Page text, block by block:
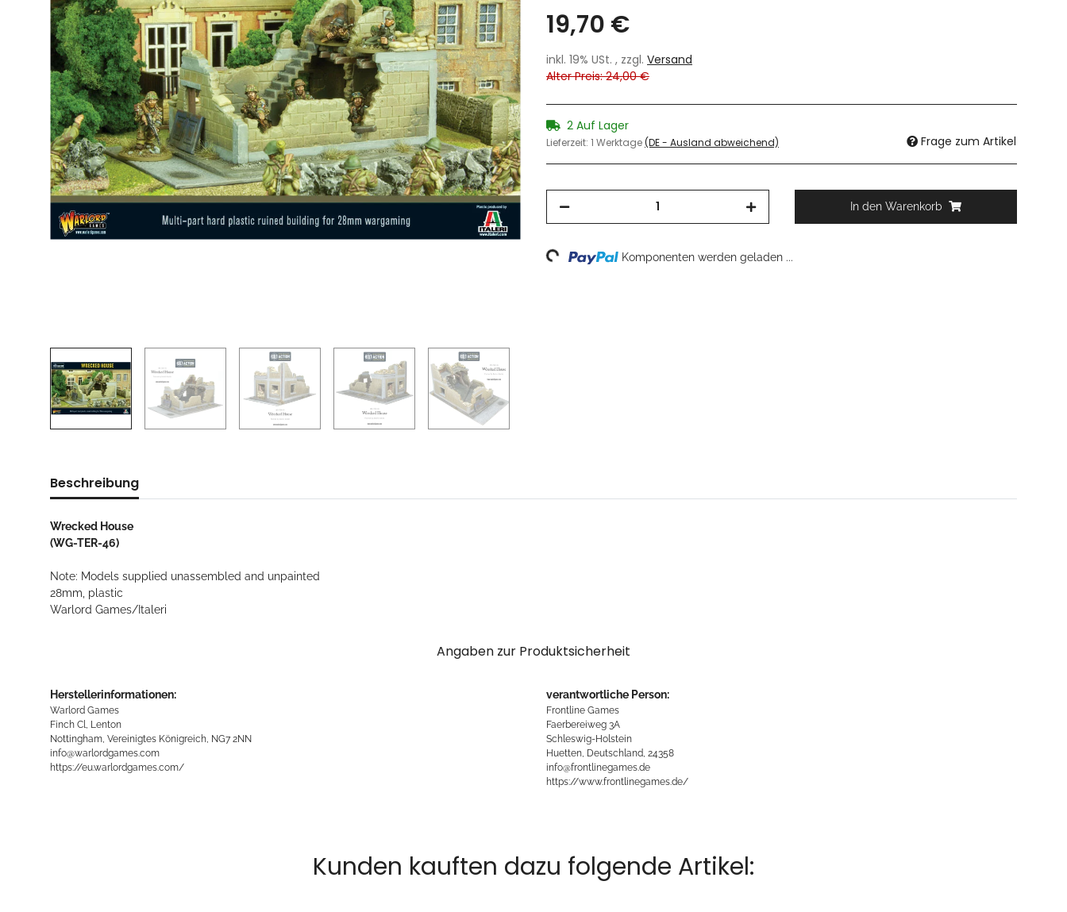
19,70 €
inkl. 19% USt. , zzgl. Versand
Alter Preis: 24,00 €
2 Auf Lager
Lieferzeit: 1 Werktage(DE - Ausland abweichend) Frage zum Artikel
In den Warenkorb
Loading... Komponenten werden geladen ...
Beschreibung
Wrecked House
(WG-TER-46)
Note: Models supplied unassembled and unpainted
28mm, plastic
Warlord Games/Italeri
Angaben zur Produktsicherheit
Herstellerinformationen:
Warlord Games
Finch Cl, Lenton
Nottingham, Vereinigtes Königreich, NG7 2NN
info@warlordgames.com
https://eu.warlordgames.com/
verantwortliche Person:
Frontline Games
Faerbereiweg 3A
Schleswig-Holstein
Huetten, Deutschland, 24358
info@frontlinegames.de
https://www.frontlinegames.de/
Kunden kauften dazu folgende Artikel: